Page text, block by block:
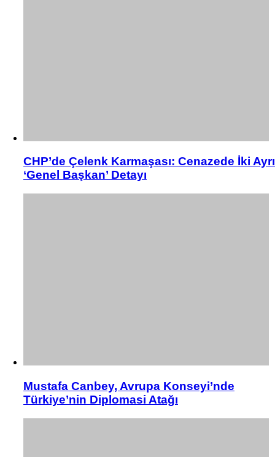
CHP’de Çelenk Karmaşası: Cenazede İki Ayrı
‘Genel Başkan’ Detayı
Mustafa Canbey, Avrupa Konseyi’nde
Türkiye’nin Diplomasi Atağı